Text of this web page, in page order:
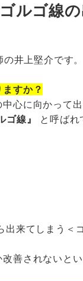
ルゴ線
井上堅介です。
すか？
心に向かって
ゴ線』 と呼ばれ
来てしまう＜
善されないと